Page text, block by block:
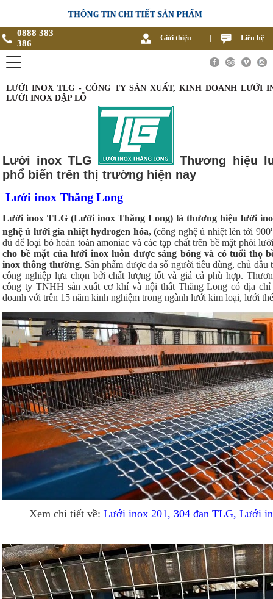
0888 383
386
Giới thiệu Liên hệ
LƯỚI INOX TLG - CÔNG TY SẢN XUẤT, KINH DOANH LƯỚI
LƯỚI INOX DẬP LỖ
Lưới inox TLG
Thương hiệu
phổ biến trên thị trường hiện nay
Lưới inox Thăng Long
Lưới inox TLG (Lưới inox Thăng Long) là thương hiệu lưới
nghệ ủ lưới gia nhiệt hydrogen hóa, (công nghệ ủ nhiệt lên tới 900
đủ để loại bỏ hoàn toàn amoniac và các tạp chất trên bề mặt phôi
cho bề mặt của lưới inox luôn được sáng bóng và có tuổi thọ
inox thông thường. Sản phẩm được đa số người tiêu dùng, chủ
công nghiệp lựa chọn bởi chất lượng tốt và giá cả phù hợp.
công ty TNHH sản xuất cơ khí và nội thất Thăng Long có địa
doanh với trên 15 năm kinh nghiệm trong ngành lưới kim loại, lưới
Xem chi tiết về: Lưới inox 201, 304 đan TLG, Lưới